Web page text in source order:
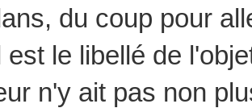
du coup pour
est le libellé de
n'y ait pas non